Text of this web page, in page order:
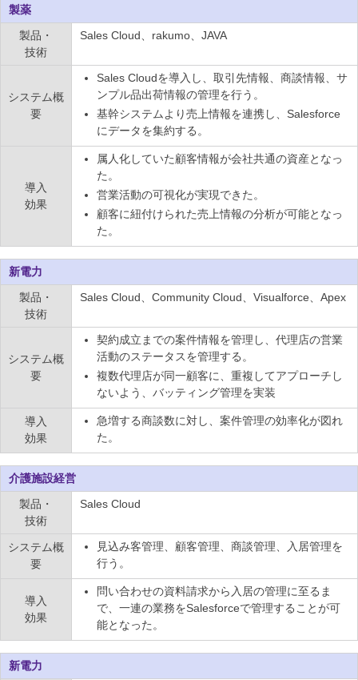
製薬
製品・
技術
Sales Cloud、rakumo、JAVA
システム概
要
Sales Cloudを導入し、取引先情報、商談情報、サ
ンプル品出荷情報の管理を行う。
基幹システムより売上情報を連携し、Salesforce
にデータを集約する。
導入
効果
属人化していた顧客情報が会社共通の資産となっ
た。
営業活動の可視化が実現できた。
顧客に紐付けられた売上情報の分析が可能となっ
た。
新電力
製品・
技術
Sales Cloud、Community Cloud、Visualforce、Apex
システム概
要
契約成立までの案件情報を管理し、代理店の営業
活動のステータスを管理する。
複数代理店が同一顧客に、重複してアプローチし
ないよう、バッティング管理を実装
導入
効果
急増する商談数に対し、案件管理の効率化が図れ
た。
介護施設経営
製品・
技術
Sales Cloud
システム概
要
見込み客管理、顧客管理、商談管理、入居管理を
行う。
導入
効果
問い合わせの資料請求から入居の管理に至るま
で、一連の業務をSalesforceで管理することが可
能となった。
新電力